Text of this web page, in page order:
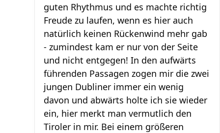
guten Rhythmus und es machte richtig
Freude zu laufen, wenn es hier auch
natürlich keinen Rückenwind mehr gab
- zumindest kam er nur von der Seite
und nicht entgegen! In den aufwärts
führenden Passagen zogen mir die zwei
jungen Dubliner immer ein wenig
davon und abwärts holte ich sie wieder
ein, hier merkt man vermutlich den
Tiroler in mir. Bei einem größeren